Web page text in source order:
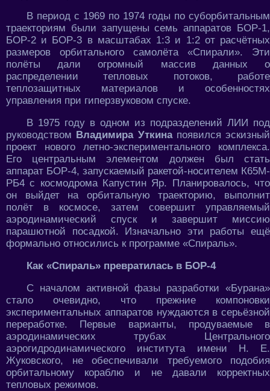
В период с 1969 по 1974 годы по суборбитальным
траекториям были запущены семь аппаратов БОР-1,
БОР-2 и БОР-3 в масштабах 1:3 и 1:2 от расчётных
размеров орбитального самолёта «Спирали». Эти
полёты дали огромный массив данных о
распределении тепловых потоков, работе
теплозащитных материалов и особенностях
управления при гиперзвуковом спуске.
В 1975 году в одном из подразделений ЛИИ под
руководством Владимира Уткина появился эскизный
проект нового летно-экспериментального комплекса.
Его центральным элементом должен был стать
аппарат БОР-4, запускаемый ракетой-носителем К65М-
РБ4 с космодрома Капустин Яр. Планировалось, что
он выйдет на орбитальную траекторию, выполнит
полёт в космосе, затем совершит управляемый
аэродинамический спуск и завершит миссию
парашютной посадкой. Изначально эти работы ещё
формально относились к программе «Спираль».
Как «Спираль» превратилась в БОР-4
С началом активной фазы разработки «Бурана»
стало очевидно, что прежние компоновки
экспериментальных аппаратов нуждаются в серьёзной
переработке. Первые варианты, продуваемые в
аэродинамических трубах Центрального
аэрогидродинамического института имени Н. Е.
Жуковского, не обеспечивали требуемого подобия
орбитальному кораблю и не давали корректных
тепловых режимов.